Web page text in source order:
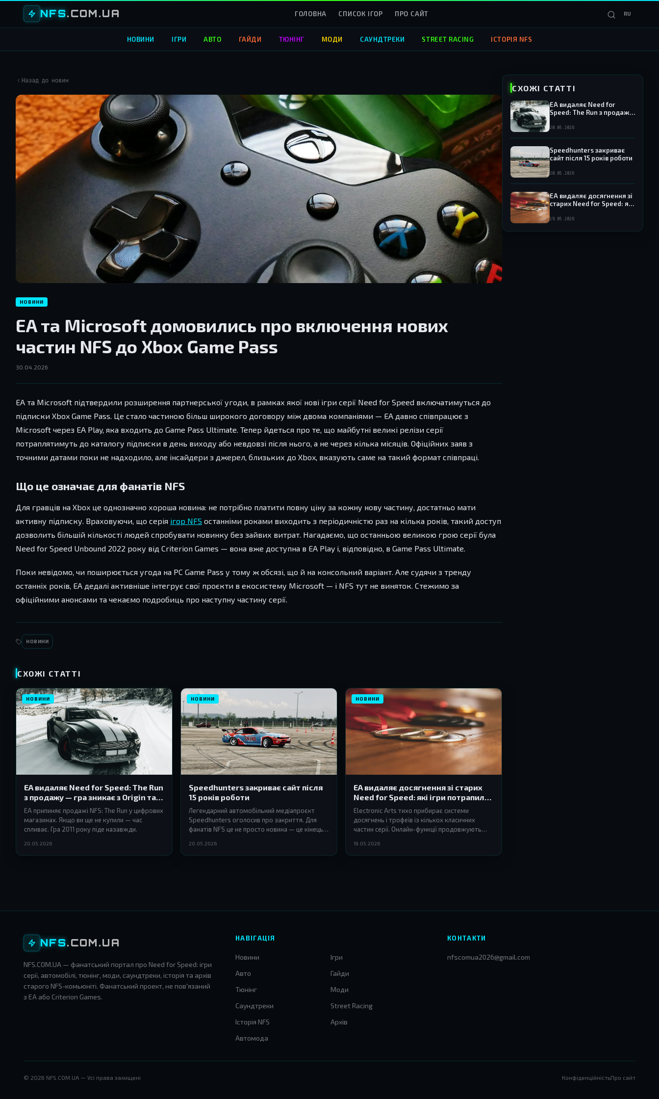
NFS.COM.UA ГОЛОВНА СПИСОК ІГОР ПРО САЙТ RU
НОВИНИ ІГРИ АВТО ГАЙДИ ТЮНІНГ МОДИ САУНДТРЕКИ STREET RACING ІСТОРІЯ NFS
Назад до новин
НОВИНИ
EA та Microsoft домовились про включення нових
частин NFS до Xbox Game Pass
30.04.2026
EA та Microsoft підтвердили розширення партнерської угоди, в рамках якої нові ігри серії Need for Speed включатимуться до
підписки Xbox Game Pass. Це стало частиною більш широкого договору між двома компаніями — EA давно співпрацює з
Microsoft через EA Play, яка входить до Game Pass Ultimate. Тепер йдеться про те, що майбутні великі релізи серії
потраплятимуть до каталогу підписки в день виходу або невдовзі після нього, а не через кілька місяців. Офіційних заяв з
точними датами поки не надходило, але інсайдери з джерел, близьких до Xbox, вказують саме на такий формат співпраці.
Що це означає для фанатів NFS
Для гравців на Xbox це однозначно хороша новина: не потрібно платити повну ціну за кожну нову частину, достатньо мати
активну підписку. Враховуючи, що серія ігор NFS останніми роками виходить з періодичністю раз на кілька років, такий доступ
дозволить більшій кількості людей спробувати новинку без зайвих витрат. Нагадаємо, що останньою великою грою серії була
Need for Speed Unbound 2022 року від Criterion Games — вона вже доступна в EA Play і, відповідно, в Game Pass Ultimate.
Поки невідомо, чи поширюється угода на PC Game Pass у тому ж обсязі, що й на консольний варіант. Але судячи з тренду
останніх років, EA дедалі активніше інтегрує свої проєкти в екосистему Microsoft — і NFS тут не виняток. Стежимо за
офіційними анонсами та чекаємо подробиць про наступну частину серії.
НОВИНИ
СХОЖІ СТАТТІ
НОВИНИ
EA видаляє Need for Speed: The Run
з продажу — гра зникає з Origin та
EA App
EA припиняє продажі NFS: The Run у цифрових
магазинах. Якщо ви ще не купили — час
спливає. Гра 2011 року піде назавжди.
20.05.2026
НОВИНИ
Speedhunters закриває сайт після
15 років роботи
Легендарний автомобільний медіапроєкт
Speedhunters оголосив про закриття. Для
фанатів NFS це не просто новина — це кінець
20.05.2026
НОВИНИ
EA видаляє досягнення зі старих
Need for Speed: які ігри потрапили
під роздачу
Electronic Arts тихо прибирає системи
досягнень і трофеїв із кількох класичних
частин серії. Онлайн-функції продовжують
мультиплеєра.
19.05.2026
СХОЖІ СТАТТІ
EA видаляє Need for
Speed: The Run з продажу
App
20.05.2026
Speedhunters закриває
сайт після 15 років роботи
20.05.2026
EA видаляє досягнення зі
старих Need for Speed: які
роздачу
19.05.2026
NFS.COM.UA
NFS.COM.UA — фанатський портал про Need for Speed: ігри
серії, автомобілі, тюнінг, моди, саундтреки, історія та архів
старого NFS-комьюніті. Фанатський проект, не пов'язаний
з EA або Criterion Games.
НАВІГАЦІЯ
Новини
Ігри
Авто
Гайди
Тюнінг
Моди
Саундтреки
Street Racing
Історія NFS
Архів
Автомода
КОНТАКТИ
nfscomua2026@gmail.com
© 2026 NFS.COM.UA — Усі права захищені КонфіденційністьПро сайт